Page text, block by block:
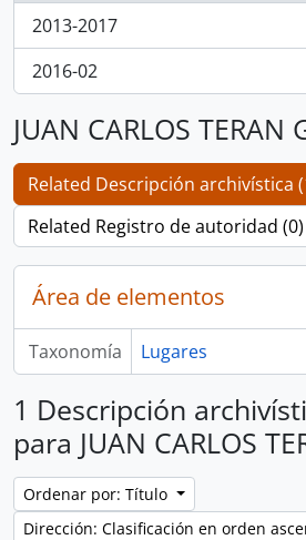
2013-2017
, 1 resultados
2016-02
, 1 resultados
JUAN CARLOS TERAN
Related Descripción archivística
Related Registro de autoridad (0)
Área de elementos
Taxonomía Lugares
1 Descripción
para JUAN CARLOS
Ordenar por: Título
Dirección: Clasificación en orden